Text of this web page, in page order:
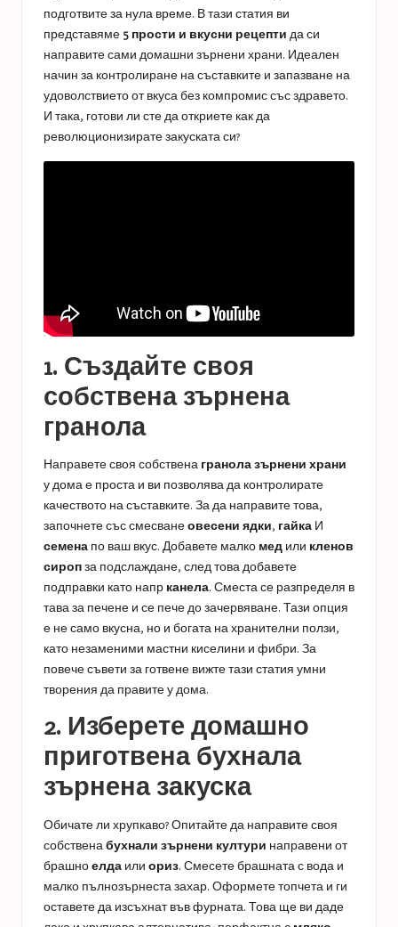
подготвите за нула време. В тази статия ви
представяме 5 прости и вкусни рецепти да си
направите сами домашни зърнени храни. Идеален
начин за контролиране на съставките и запазване на
удоволствието от вкуса без компромис със здравето.
И така, готови ли сте да откриете как да
революционизирате закуската си?
1. Създайте своя
собствена зърнена
гранола
Направете своя собствена гранола зърнени храни
у дома е проста и ви позволява да контролирате
качеството на съставките. За да направите това,
започнете със смесванеовесени ядки, гайка И
семена по ваш вкус. Добавете малко мед или кленов
сиропза подслаждане, след това добавете
подправки като напр канела. Сместа се разпределя в
тава за печене и се пече до зачервяване. Тази опция
е не само вкусна, но и богата на хранителни ползи,
като незаменими мастни киселини и фибри. За
повече съвети за готвене вижте тази статия умни
творения да правите у дома.
2. Изберете домашно
приготвена бухнала
зърнена закуска
Обичате ли хрупкаво? Опитайте да направите своя
собствена бухнали зърнени култури направени от
брашноелда или ориз. Смесете брашната с вода и
малко пълнозърнеста захар. Оформете топчета и ги
оставете да изсъхнат във фурната. Това ще ви даде